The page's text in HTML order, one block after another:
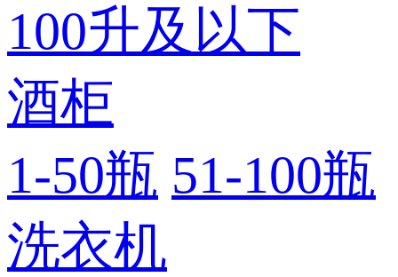
100升及以下
酒柜
1-50瓶 51-100瓶
洗衣机